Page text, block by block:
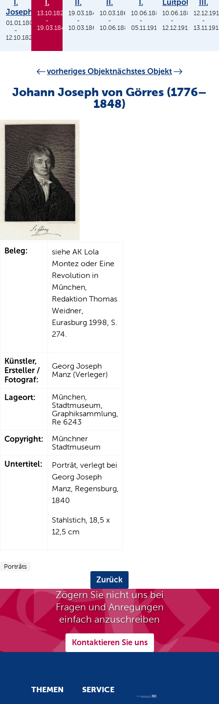
I.
Joseph
01.01.1806
-
12.10.1825
I.
13.10.1825
-
19.03.1848
II.
19.03.1848
-
10.03.1864
II.
10.03.1864
-
10.06.1886
I.
10.06.1886
-
05.11.1913
Luitpold
10.06.1886
-
12.12.1912
III.
-
vorheriges Objektnächstes Objekt
Johann Joseph von Görres (1776–
1848)
Beleg:
siehe AK Lola
Montez oder Eine
Revolution in
München,
Redaktion Thomas
Weidner,
Eurasburg 1998, S.
274.
Künstler,
Ersteller /
Fotograf:
Georg Joseph
Manz (Verleger)
Lageort:
München,
Stadtmuseum,
Graphiksammlung,
Re 6243
Copyright:
Münchner
Stadtmuseum
Untertitel:
Porträt, verlegt bei
Georg Joseph
Manz, Regensburg,
1840
Stahlstich, 18,5 x
12,5 cm
Porträts
Zurück
Zögern Sie nicht uns bei
Fragen und Anregungen
einfach anzuschreiben
Kontaktieren Sie uns
THEMEN SERVICE